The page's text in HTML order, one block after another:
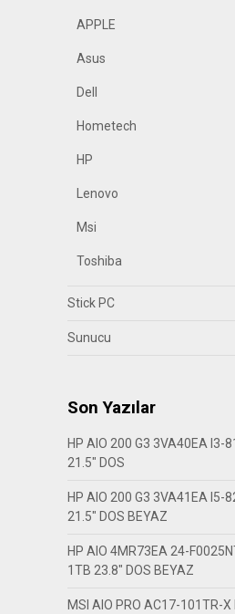
APPLE
Asus
Dell
Hometech
HP
Lenovo
Msi
Toshiba
Stick PC
Sunucu
Son Yazılar
HP AIO 200 G3 3VA40EA I3-
21.5″ DOS
HP AIO 200 G3 3VA41EA I5-
21.5″ DOS BEYAZ
HP AIO 4MR73EA 24-
1TB 23.8″ DOS BEYAZ
MSI AIO PRO AC17-101TR-X